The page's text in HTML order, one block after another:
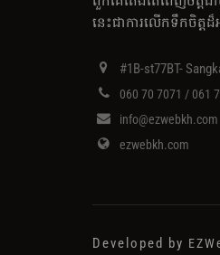
នេះ​ជា​ការ​លើក​ទឹក​ចិត្ត​ដ៏​
#1B-st77BT-
060 70 7071 / 061
info@ezwebkh.com
ezwebkh.com
Developed by